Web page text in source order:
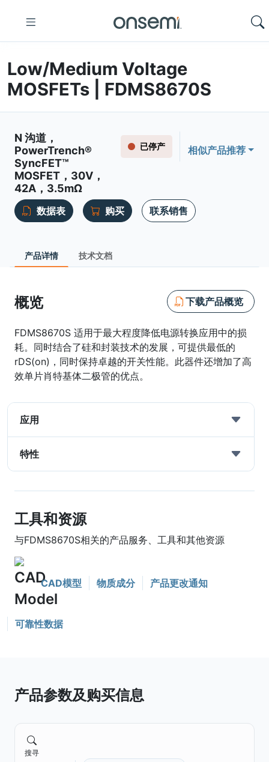
Low/Medium Voltage
MOSFETs | FDMS8670S
N 沟道，
PowerTrench®
SyncFET™
MOSFET，30V，
42A，3.5mΩ
已停产 相似产品推荐
数据表 购买 联系销售
产品详情 技术文档
概览 下载产品概览
FDMS8670S 适用于最大程度降低电源转换应用中的损
耗。同时结合了硅和封装技术的发展，可提供最低的
rDS(on)，同时保持卓越的开关性能。此器件还增加了高
效单片肖特基体二极管的优点。
应用
特性
工具和资源
与FDMS8670S相关的产品服务、工具和其他资源
CAD模型 物质成分 产品更改通知
可靠性数据
产品参数及购买信息
搜寻